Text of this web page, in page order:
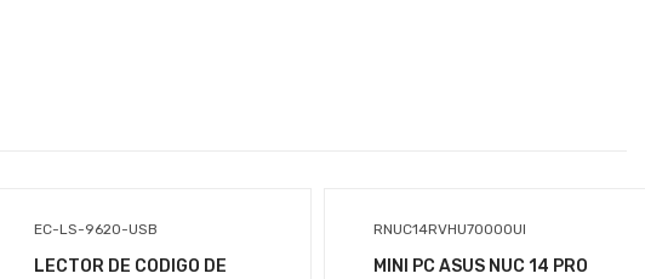
P06687-B21
KIT DE PUERTOS DE
02313MPH-H22H-06-
S8AGF-01
EC-LS-9620-USB
LECTOR DE CODIGO DE
RNUC14RVHU70000UI
MINI PC ASUS NUC 14 PRO